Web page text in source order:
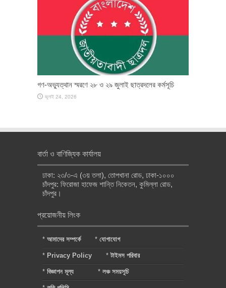
গণ-অভ্যুত্থান স্মরণে ২৮ ও ২৯ জুলাই ছাত্রদলের কর্মসূচি
জুলাই 24, 2026
বার্তা ও বাণিজ্যিক কার্যালয়
ঢাকা: ২৩/৩-এ (৩য় তলা), তোপখানা রোড, ঢাকা-১০০০
চাঁদপুর: ফিরোজা হাফেজ শান্তি নিকেতন, কুমিল্লা রোড,
চাঁদপুর।
প্রয়োজনীয় লিংক
* আমাদের সম্পর্কে * যোগাযোগ
* Privacy Policy *টাইমস পরিবার
* বিজ্ঞাপন মূল্য * লঞ্চ সময়সূচি